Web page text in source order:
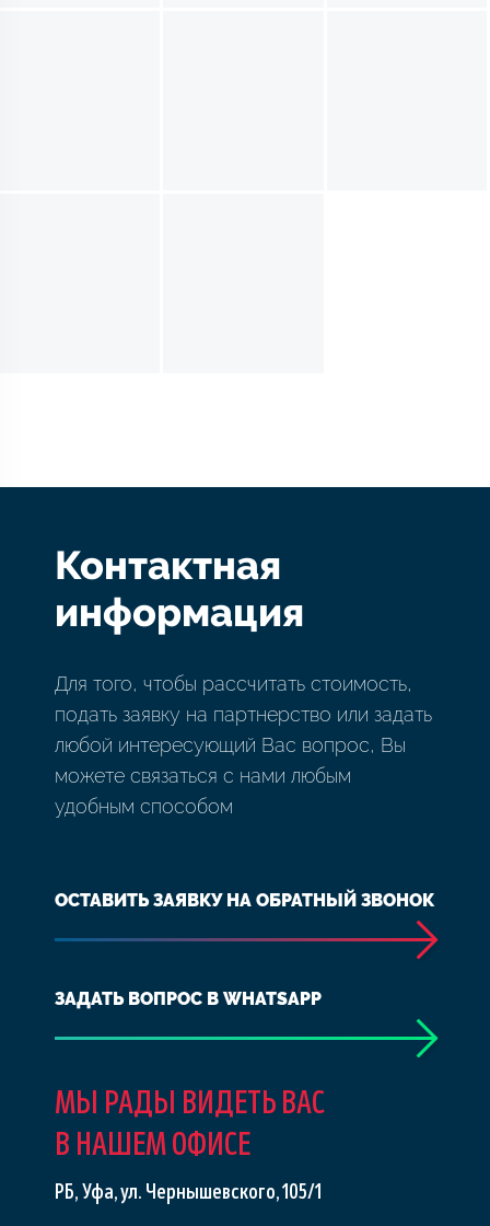
Контактная
информация
Для того, чтобы рассчитать стоимость,
подать заявку на партнерство или задать
любой интересующий Вас вопрос, Вы
можете связаться с нами любым
удобным способом
ОСТАВИТЬ ЗАЯВКУ НА ОБРАТНЫЙ ЗВОНОК
ЗАДАТЬ ВОПРОС В WHATSAPP
МЫ РАДЫ ВИДЕТЬ ВАС
В НАШЕМ ОФИСЕ
РБ, Уфа, ул. Чернышевского, 105/1